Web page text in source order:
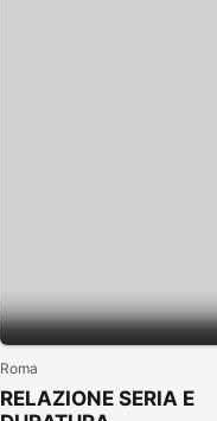
Roma
RELAZIONE SERIA E